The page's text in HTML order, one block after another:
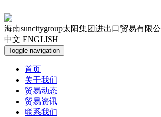
海南suncitygroup太阳集团进出口贸易有限公
中文 ENGLISH
Toggle navigation
首页
关于我们
贸易动态
贸易资讯
联系我们